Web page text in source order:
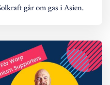
går om gas i Asien.